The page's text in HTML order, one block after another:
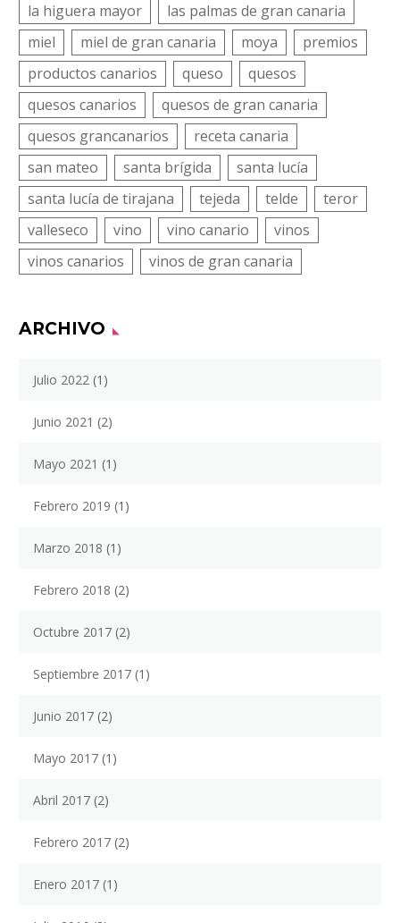
la higuera mayor
las palmas de gran canaria
miel
miel de gran canaria moya
premios
productos canarios
queso
quesos
quesos canarios
quesos de gran canaria
quesos grancanarios
receta canaria
san mateo
santa brígida
santa lucía
santa lucía de tirajana
tejeda telde
teror
valleseco
vino vino canario
vinos
vinos canarios
vinos de gran canaria
ARCHIVO
Julio 2022 (1)
Junio 2021 (2)
Mayo 2021 (1)
Febrero 2019 (1)
Marzo 2018 (1)
Febrero 2018 (2)
Octubre 2017 (2)
Septiembre 2017 (1)
Junio 2017 (2)
Mayo 2017 (1)
Abril 2017 (2)
Febrero 2017 (2)
Enero 2017 (1)